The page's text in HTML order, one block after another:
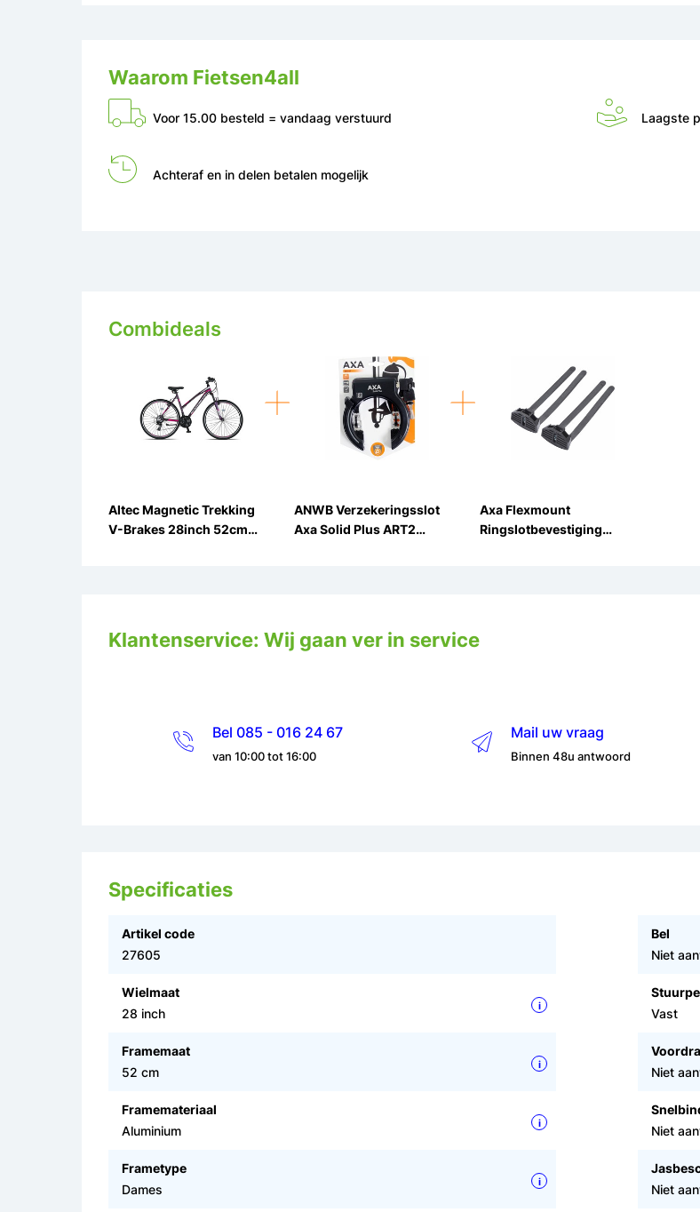
Waarom Fietsen4all
Voor 15.00 besteld = vandaag verstuurd Laagste
Achteraf en in delen betalen mogelijk
Combideals
Altec Magnetic Trekking
V-Brakes 28inch 52cm
ANWB Verzekeringsslot
Axa Solid Plus ART2
Axa Flexmount
Ringslotbevestiging
Klantenservice: Wij gaan ver in service
Bel 085 - 016 24 67
van 10:00 tot 16:00
Mail uw vraag
Binnen 48u antwoord
Specificaties
Artikel code
27605
Wielmaat
28 inch
i
Framemaat
52 cm
i
Framemateriaal
Aluminium
i
Frametype
Dames
i
Bel
Niet
Vast
Niet
Niet
Niet